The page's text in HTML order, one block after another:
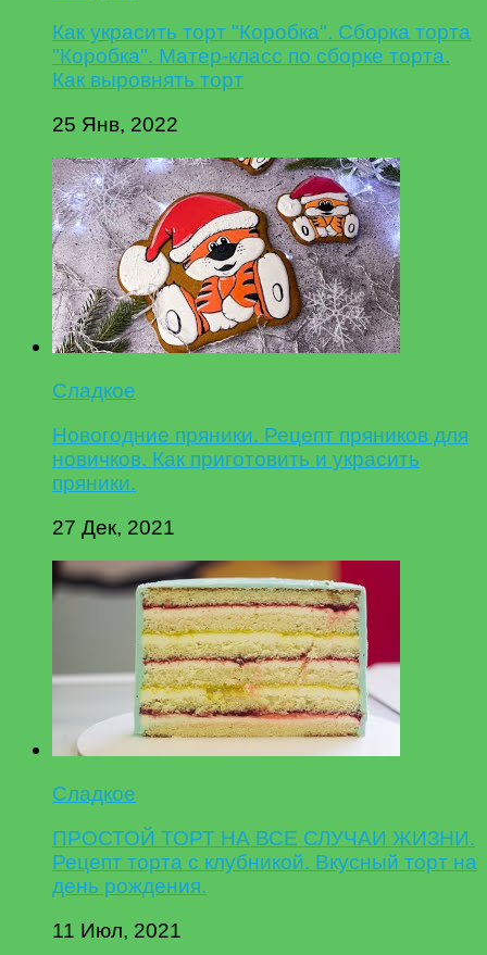
Как украсить торт "Коробка". Сборка торта
"Коробка". Матер-класс по сборке торта.
Как выровнять торт
25 Янв, 2022
Сладкое
Новогодние пряники. Рецепт пряников для
новичков. Как приготовить и украсить
пряники.
27 Дек, 2021
Сладкое
ПРОСТОЙ ТОРТ НА ВСЕ СЛУЧАИ ЖИЗНИ.
Рецепт торта с клубникой. Вкусный торт на
день рождения.
11 Июл, 2021